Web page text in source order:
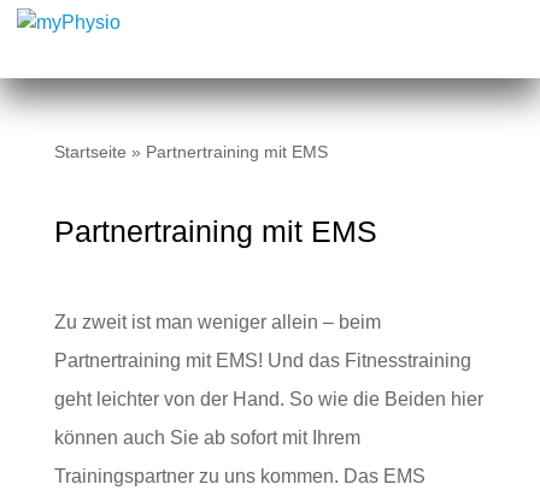
Startseite » Partnertraining mit EMS
Partnertraining mit EMS
Zu zweit ist man weniger allein – beim
Partnertraining mit EMS! Und das Fitnesstraining
geht leichter von der Hand. So wie die Beiden hier
können auch Sie ab sofort mit Ihrem
Trainingspartner zu uns kommen. Das EMS